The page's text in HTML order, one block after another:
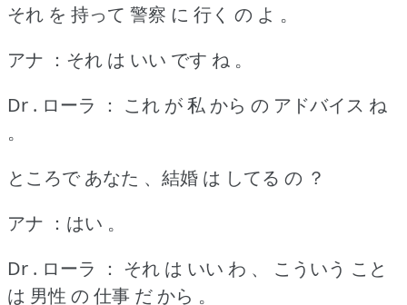
それ を 持って 警察 に 行く の よ 。
アナ ：それ は いい です ね 。
Dr . ローラ ： これ が 私 から の アドバイス ね
。
ところで あなた 、結婚 は してる の ？
アナ ：はい 。
Dr . ローラ ： それ は いい わ 、 こういう こと
は 男性 の 仕事 だ から 。